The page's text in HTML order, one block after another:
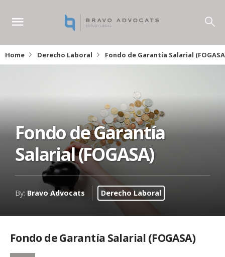
Home Derecho Laboral Fondo de Garantía Salarial
Fondo de Garantía
Salarial (FOGASA)
By: Bravo Advocats Derecho Laboral
Fondo de Garantía Salarial (FOGASA)